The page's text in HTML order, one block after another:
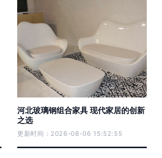
河北玻璃钢组合家具 现代家居的创新
之选
更新时间：2026-08-06 15:52:55